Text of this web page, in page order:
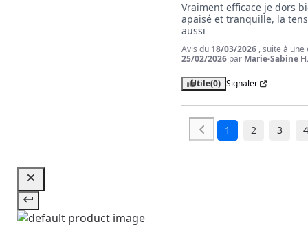
Vraiment efficace je dors
apaisé et tranquille, la
aussi
Avis du 18/03/2026 , suite à
25/02/2026 par Marie-Sabine
Utile(0) Signaler
1 2 3